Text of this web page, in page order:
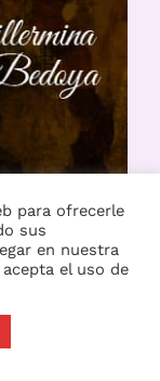
para ofrecerle
sus
en nuestra
el uso de